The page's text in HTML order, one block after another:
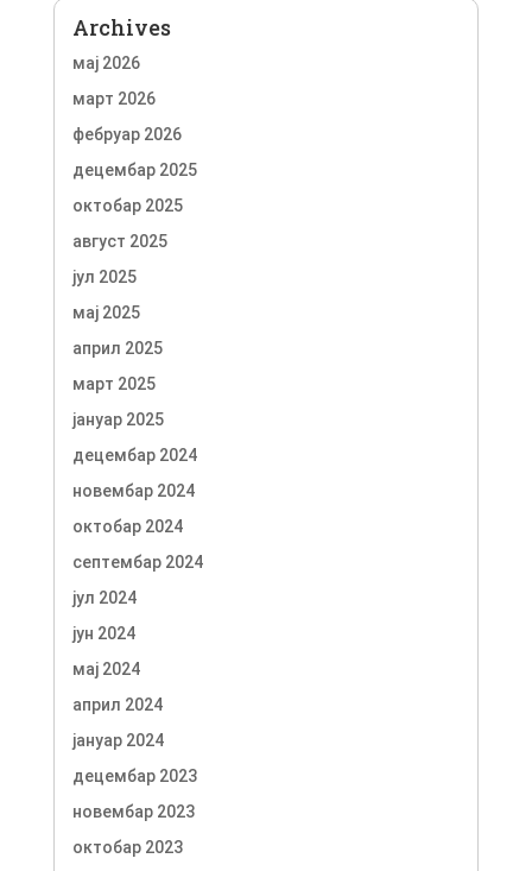
Archives
мај 2026
март 2026
фебруар 2026
децембар 2025
октобар 2025
август 2025
јул 2025
мај 2025
април 2025
март 2025
јануар 2025
децембар 2024
новембар 2024
октобар 2024
септембар 2024
јул 2024
јун 2024
мај 2024
април 2024
јануар 2024
децембар 2023
новембар 2023
октобар 2023